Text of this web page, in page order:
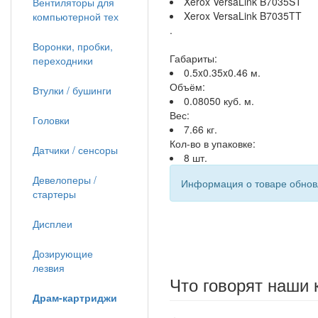
Xerox VersaLink B7035TT
.
Габариты:
0.5x0.35x0.46 м.
Объём:
0.08050 куб. м.
Вес:
7.66 кг.
Кол-во в упаковке:
8 шт.
Информация о товаре
Что говорят наши
компьютерной тех
Воронки, пробки,
переходники
Втулки / бушинги
Головки
Датчики / сенсоры
Девелоперы /
стартеры
Дисплеи
Дозирующие
лезвия
Драм-картриджи